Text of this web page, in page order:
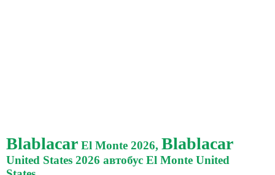
Blablacar El Monte 2026, Blablacar
United States 2026 автобус El Monte United